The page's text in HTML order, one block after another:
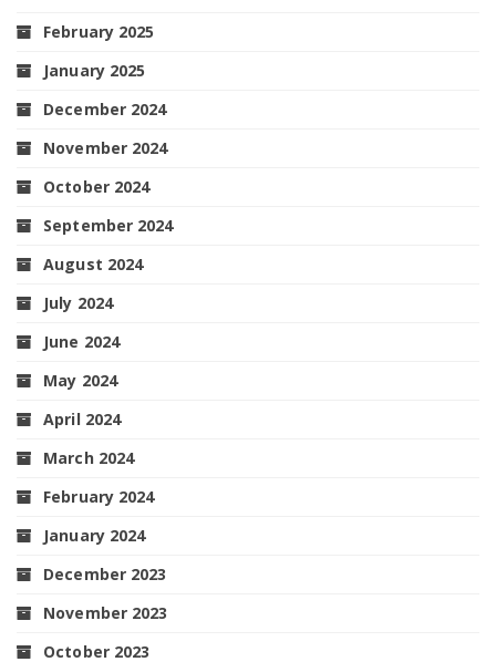
February 2025
January 2025
December 2024
November 2024
October 2024
September 2024
August 2024
July 2024
June 2024
May 2024
April 2024
March 2024
February 2024
January 2024
December 2023
November 2023
October 2023